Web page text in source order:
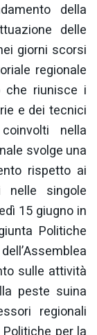
della
delle
giorni scorsi
regionale
che riunisce i
e dei tecnici
nella
svolge una
rispetto ai
nelle singole
15 giugno in
Politiche
sulle attività
peste suina
regionali